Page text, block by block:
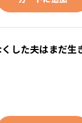
した夫はまだ生